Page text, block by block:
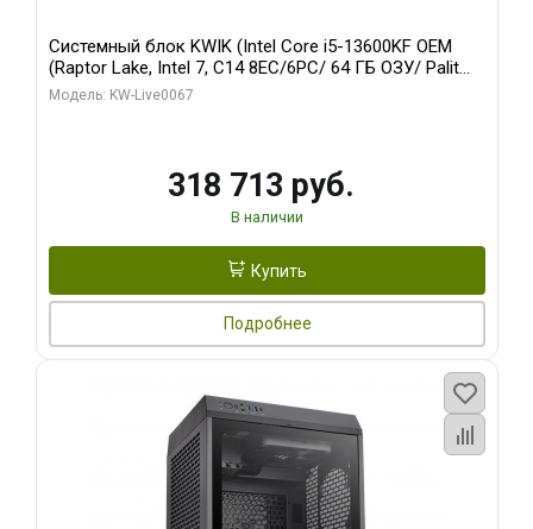
Системный блок KWIK (Intel Core i5-13600KF OEM
(Raptor Lake, Intel 7, C14 8EC/6PC/ 64 ГБ ОЗУ/ Palit
RTX5080 GAMINGPRO OC 16GB GDDR7 256bit 3xDP
Модель: KW-Live0067
318 713 руб.
В наличии
Купить
Подробнее